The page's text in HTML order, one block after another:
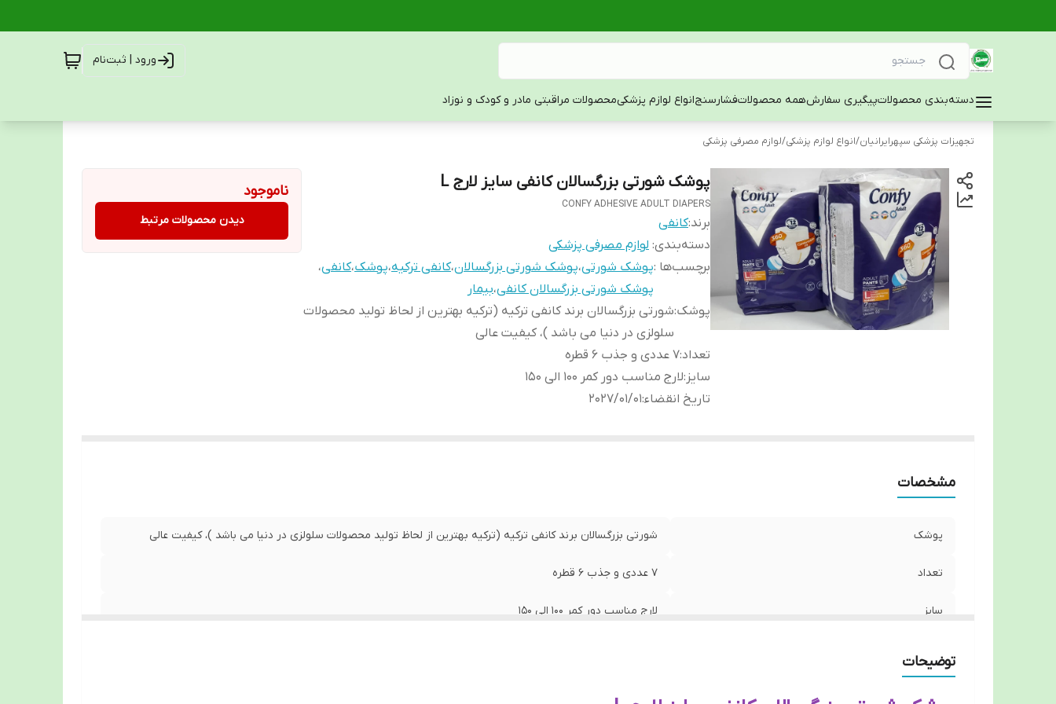
ورود | ثبت‌نام
دسته‌بندی محصولاتپیگیری سفارشهمه محصولاتفشارسنجانواع لوازم پزشکیمحصولات مراقبتی مادر و کودک و نوزاد
تجهیزات پزشکی سپهرایرانیان/انواع لوازم پزشکی/لوازم مصرفی پزشکی
پوشک شورتی بزرگسالان کانفی سایز لارج L
CONFY ADHESIVE ADULT DIAPERS
برند:کانفی
دسته‌بندی: لوازم مصرفی پزشکی
برچسب‌ها :پوشک شورتی،پوشک شورتی بزرگسالان،کانفی ترکیه،پوشک،کانفی،
پوشک شورتی بزرگسالان کانفی،بیمار
پوشک:شورتی بزرگسالان برند کانفی ترکیه (ترکیه بهترین از لحاظ تولید محصولات
سلولزی در دنیا می باشد )، کیفیت عالی
تعداد:7 عددی و جذب 6 قطره
سایز :لارج مناسب دور کمر 100 الی 150
تاریخ انقضاء:
2027/01/01
ناموجود
دیدن محصولات مرتبط
مشخصات
پوشک شورتی بزرگسالان برند کانفی ترکیه (ترکیه بهترین از لحاظ تولید محصولات سلولزی در دنیا می باشد )، کیفیت عالی
تعداد 7 عددی و جذب 6 قطره
سایز لارج مناسب دور کمر 100 الی 150
توضیحات